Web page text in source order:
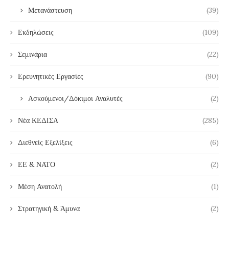
Μετανάστευση (39)
Εκδηλώσεις (109)
Σεμινάρια (22)
Ερευνητικές Εργασίες (90)
Ασκούμενοι/Δόκιμοι Αναλυτές (2)
Νέα ΚΕΔΙΣΑ (285)
Διεθνείς Εξελίξεις (6)
ΕΕ & ΝΑΤΟ (2)
Μέση Ανατολή (1)
Στρατηγική & Άμυνα (2)